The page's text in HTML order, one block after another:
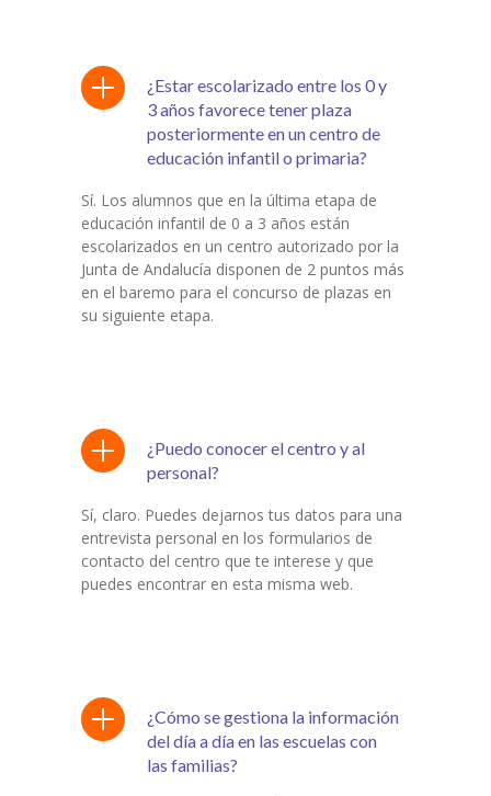
¿Estar escolarizado entre los 0 y
3 años favorece tener plaza
posteriormente en un centro de
educación infantil o primaria?
Sí. Los alumnos que en la última etapa de
educación infantil de 0 a 3 años están
escolarizados en un centro autorizado por la
Junta de Andalucía disponen de 2 puntos más
en el baremo para el concurso de plazas en
su siguiente etapa.
¿Puedo conocer el centro y al
personal?
Sí, claro. Puedes dejarnos tus datos para una
entrevista personal en los formularios de
contacto del centro que te interese y que
puedes encontrar en esta misma web.
¿Cómo se gestiona la información
del día a día en las escuelas con
las familias?